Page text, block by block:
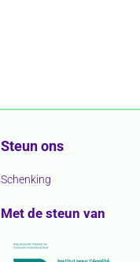
Steun ons
Schenking
Met de steun van